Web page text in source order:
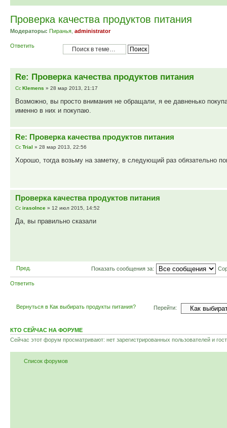
Проверка качества продуктов питания
Модераторы: Пиранья administrator
Ответить
Re: Проверка качества продуктов питания
Klemens » 28 мар 2013, 21:17
Возможно, вы просто внимания не обращали, я ее давненько
именно в них и покупаю.
Re: Проверка качества продуктов питания
Trial » 28 мар 2013, 22:56
Хорошо, тогда возьму на заметку, в следующий раз обязательно
Проверка качества продуктов питания
irasolnce » 12 июл 2015, 14:52
Да, вы правильно сказали
Пред. Показать сообщения за:
Ответить
Вернуться в Как выбирать продукты питания? Перейти:
КТО СЕЙЧАС НА ФОРУМЕ
Сейчас этот форум просматривают: нет зарегистрированных пользователей и
Список форумов